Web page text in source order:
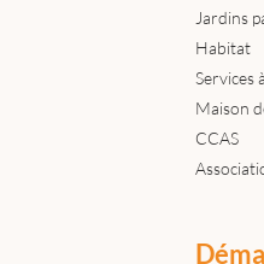
Jardins
Habitat
Services
Maison
CCAS